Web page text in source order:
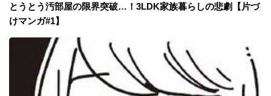
とうとう汚部屋の限界突破…！3LDK家族暮らしの悲劇【片づ
けマンガ#1】